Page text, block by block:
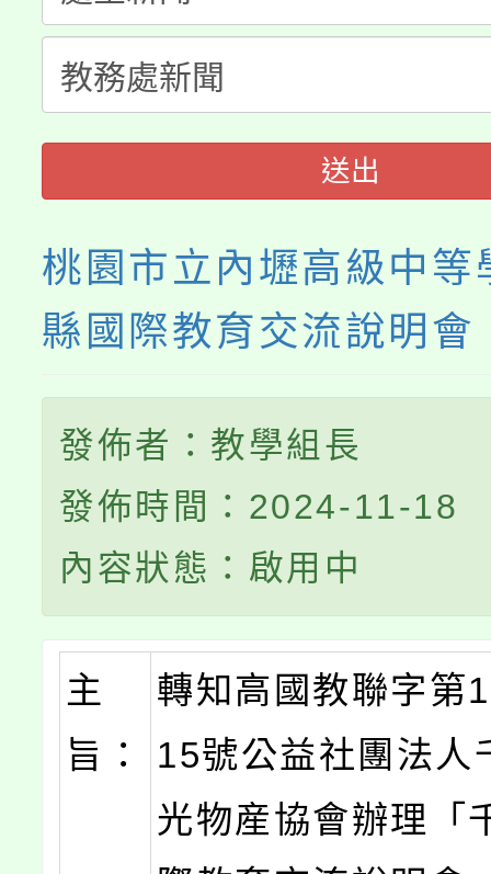
代理(課)教師甄選結果(
轉知中國文化大學推廣
《TA101》溝通分析基
程，歡迎學生輔導中心
心理、諮商輔導、社會
系所師生報名參加。
送出
桃園市立內壢高級中等
縣國際教育交流說明會
發佈者：教學組長
發佈時間：2024-11-18
內容狀態：啟用中
主
旨：
轉知高國教聯字第
15號公益社團法人
光物産協會辦理「